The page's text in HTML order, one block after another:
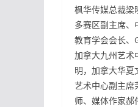
枫华传媒总裁梁
多赛区副主席
教育学会会长、
加拿大九州艺
明，加拿大华
艺术中心副主席
师、媒体作家